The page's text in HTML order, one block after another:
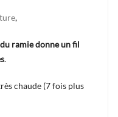
,
ramie donne un fil
.
chaude (7 fois plus